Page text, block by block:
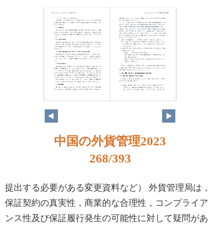
268 269
中国の外貨管理2023
268/393
提出する必要がある変更資料など） 外貨管理局は，
保証契約の真実性，商業的な合理性，コンプライア
ンス性及び保証履行発生の可能性に対して疑問があ